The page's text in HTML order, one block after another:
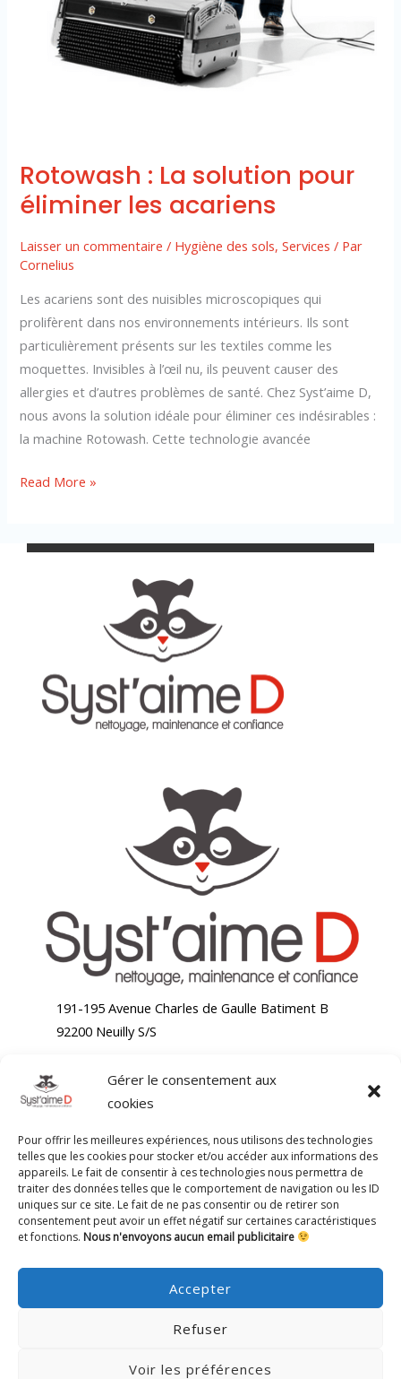
Gérer le consentement aux
cookies
Pour offrir les meilleures expériences, nous utilisons des technologies
telles que les cookies pour stocker et/ou accéder aux informations des
appareils. Le fait de consentir à ces technologies nous permettra de
traiter des données telles que le comportement de navigation ou les ID
uniques sur ce site. Le fait de ne pas consentir ou de retirer son
consentement peut avoir un effet négatif sur certaines caractéristiques
et fonctions. Nous n'envoyons aucun email publicitaire
Accepter
Refuser
Voir les préférences
Rotowash : La solution pour
éliminer les acariens
Laisser un commentaire / Hygiène des sols,Services / Par
Cornelius
Les acariens sont des nuisibles microscopiques qui
prolifèrent dans nos environnements intérieurs. Ils sont
particulièrement présents sur les textiles comme les
moquettes. Invisibles à l’œil nu, ils peuvent causer des
allergies et d’autres problèmes de santé. Chez Syst’aime D,
nous avons la solution idéale pour éliminer ces indésirables :
la machine Rotowash. Cette technologie avancée
éliminer
Read More »
191-195 Avenue Charles de Gaulle Batiment B
92200 Neuilly S/S
Accueil
Nettoyage bureaux
Nettoyage moquette
Nettoyage chaises de bureaux
Blog
Contact
191-195 Avenue Charles de Gaulle Batiment B 92200
contact@systaimed.fr
Copyright © 2026 SYSTAIME D NETTOYAGE | Créer par